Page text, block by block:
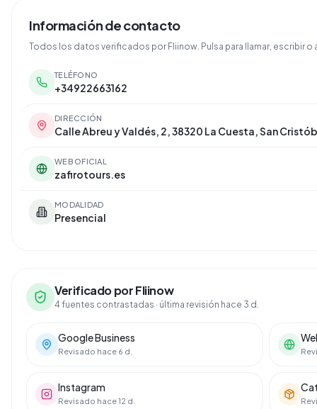
Información de contacto
Todos los datos verificados por Fliinow. Pulsa para llamar, escribir o
TELÉFONO
+34922663162
DIRECCIÓN
Calle Abreu y Valdés, 2, 38320 La Cuesta, San
WEB OFICIAL
zafirotours.es
MODALIDAD
Presencial
Verificado por Fliinow
4 fuentes contrastadas · última revisión hace 3 d.
Google Business
Revisado hace 6 d.
Instagram
Revisado hace 12 d.